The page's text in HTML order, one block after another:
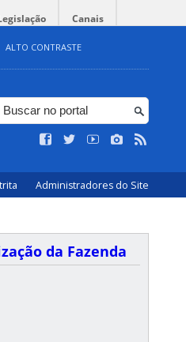
Canais
ALTO CONTRASTE
Administradores do Site
da Fazenda